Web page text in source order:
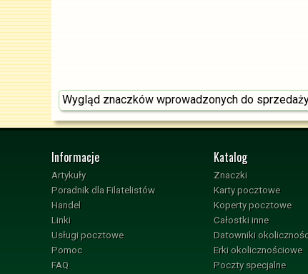
Wygląd znaczków wprowadzonych do
Informacje
Artykuły
Poradnik dla Filatelistów
Handel
Linki
Usługi pocztowe
Pomoc
FAQ
Katalog
Znaczki
Karty pocztowe
Koperty pocztowe
Całostki inne
Datowniki
Erki okolicznościowe
Poczty specjalne